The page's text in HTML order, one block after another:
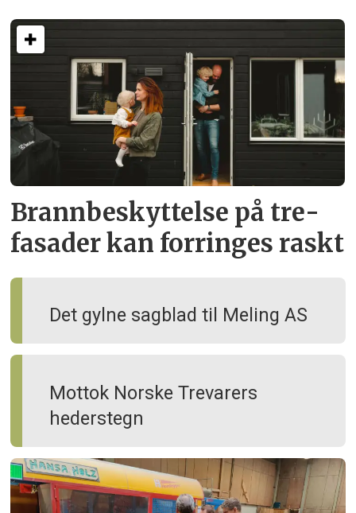
Brann­beskyttelse på tre­
fasader kan forringes raskt
Det gylne sagblad til Meling AS
Mottok Norske Trevarers
hederstegn